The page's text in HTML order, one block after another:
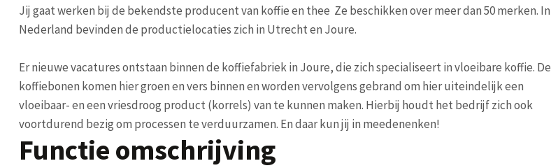
Jij gaat werken bij de bekendste producent van koffie en thee Ze beschikken over meer dan 50 merken. In
Nederland bevinden de productielocaties zich in Utrecht en Joure.
Er nieuwe vacatures ontstaan binnen de koffiefabriek in Joure, die zich specialiseert in vloeibare koffie. De
koffiebonen komen hier groen en vers binnen en worden vervolgens gebrand om hier uiteindelijk een
vloeibaar- en een vriesdroog product (korrels) van te kunnen maken. Hierbij houdt het bedrijf zich ook
voortdurend bezig om processen te verduurzamen. En daar kun jij in meedenenken!
Functie omschrijving